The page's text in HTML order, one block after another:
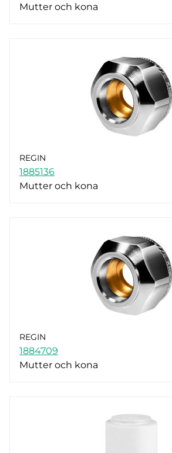
Mutter och kona
REGIN
1885136
Mutter och kona
REGIN
1884709
Mutter och kona